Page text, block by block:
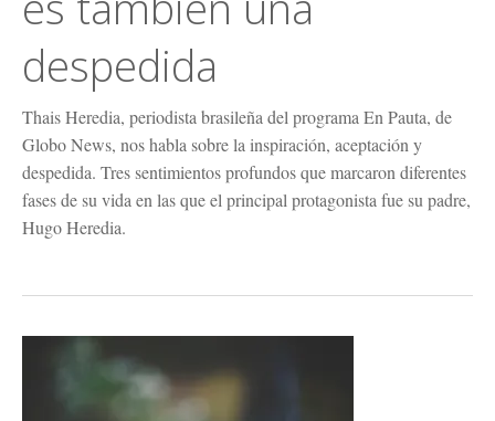
despedida
Thais Heredia, periodista brasileña del programa En Pauta, de
Globo News, nos habla sobre la inspiración, aceptación y
despedida. Tres sentimientos profundos que marcaron diferentes
fases de su vida en las que el principal protagonista fue su padre,
Hugo Heredia.